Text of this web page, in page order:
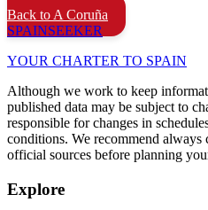
Back to A Coruña
SPAINSEEKER
YOUR CHARTER TO SPAIN
Although we work to keep
published data may be subject to
responsible for changes in
conditions. We recommend
official sources before planning
Explore